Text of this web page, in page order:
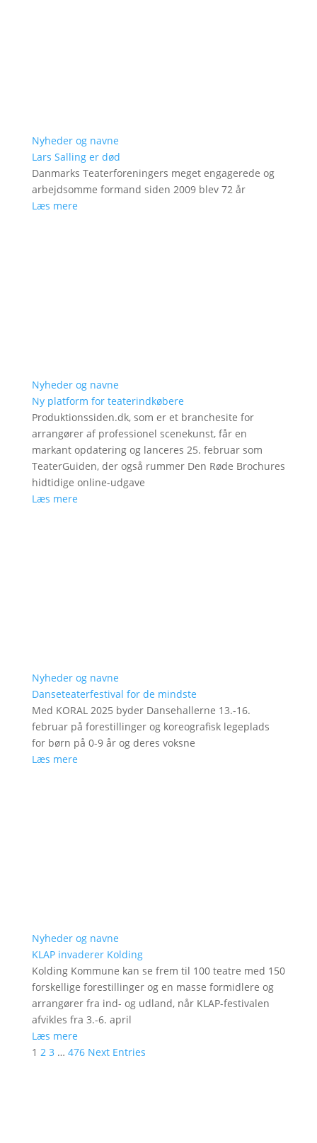
Nyheder og navne
Lars Salling er død
Danmarks Teaterforeningers meget engagerede og
arbejdsomme formand siden 2009 blev 72 år
Læs mere
Nyheder og navne
Ny platform for teaterindkøbere
Produktionssiden.dk, som er et branchesite for
arrangører af professionel scenekunst, får en
markant opdatering og lanceres 25. februar som
TeaterGuiden, der også rummer Den Røde Brochures
hidtidige online-udgave
Læs mere
Nyheder og navne
Danseteaterfestival for de mindste
Med KORAL 2025 byder Dansehallerne 13.-16.
februar på forestillinger og koreografisk legeplads
for børn på 0-9 år og deres voksne
Læs mere
Nyheder og navne
KLAP invaderer Kolding
Kolding Kommune kan se frem til 100 teatre med 150
forskellige forestillinger og en masse formidlere og
arrangører fra ind- og udland, når KLAP-festivalen
afvikles fra 3.-6. april
Læs mere
1 2 3 … 476 Next Entries